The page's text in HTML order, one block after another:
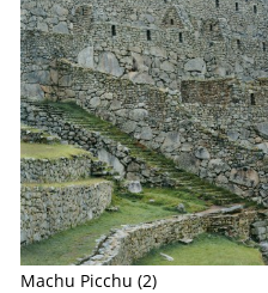
Machu Picchu (2)